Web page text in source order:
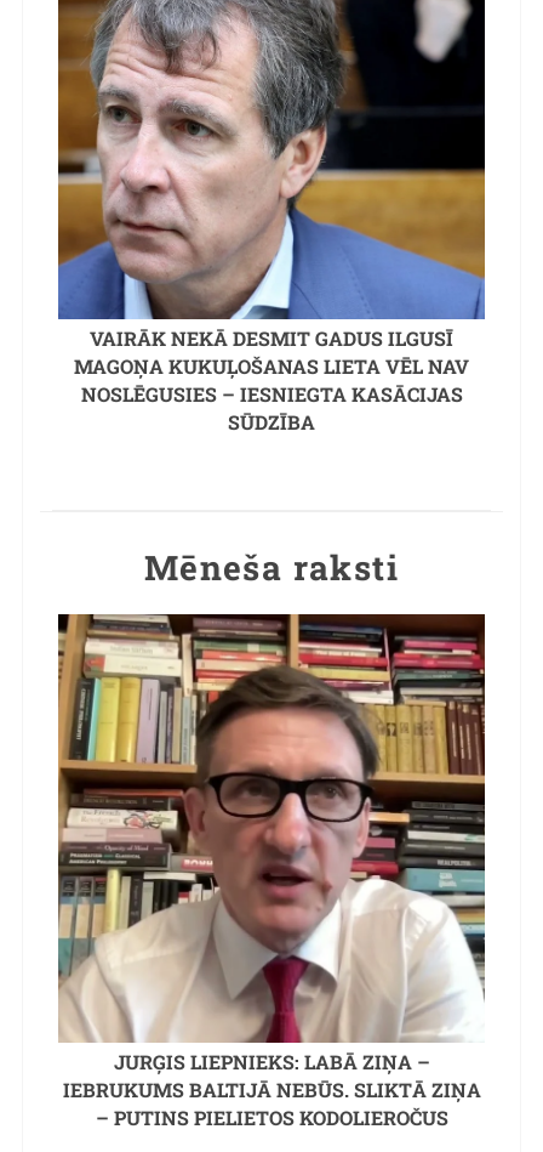
VAIRĀK NEKĀ DESMIT GADUS ILGUSĪ
MAGOŅA KUKUĻOŠANAS LIETA VĒL NAV
NOSLĒGUSIES – IESNIEGTA KASĀCIJAS
SŪDZĪBA
Mēneša raksti
JURĢIS LIEPNIEKS: LABĀ ZIŅA –
IEBRUKUMS BALTIJĀ NEBŪS. SLIKTĀ ZIŅA
– PUTINS PIELIETOS KODOLIEROČUS